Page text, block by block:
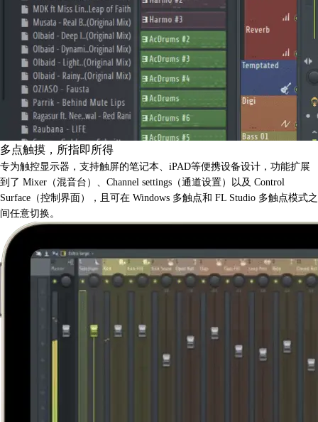
多点触摸，所指即所得
专为触控显示器，支持触屏的笔记本、iPAD等便携设备设计，功能扩展
到了 Mixer（混音台）、Channel settings（通道设置）以及 Control
Surface（控制界面），且可在 Windows 多触点和 FL Studio 多触点模式之
间任意切换。